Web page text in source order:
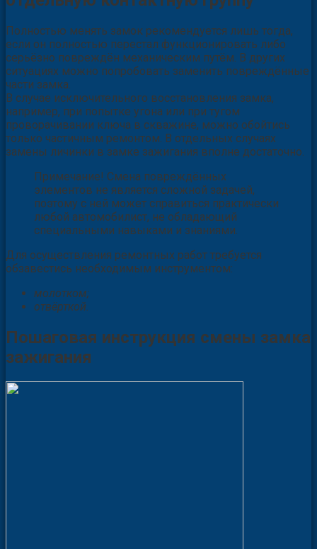
Полностью менять замок рекомендуется лишь тогда,
если он полностью перестал функционировать либо
серьёзно повреждён механическим путём. В других
ситуациях можно попробовать заменить повреждённые
части замка.
В случае исключительного восстановления замка,
например, при попытке угона или при тугом
проворачивании ключа в скважине, можно обойтись
только частичным ремонтом. В отдельных случаях
замены личинки в замке зажигания вполне достаточно.
Примечание! Смена повреждённых
элементов не является сложной задачей,
поэтому с ней может справиться практически
любой автомобилист, не обладающий
специальными навыками и знаниями.
Для осуществления ремонтных работ требуется
обзавестись необходимым инструментом:
молотком;
отвёрткой.
Пошаговая инструкция смены замка
зажигания